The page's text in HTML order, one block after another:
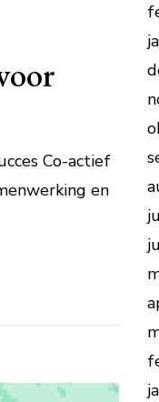
Co-actief
en